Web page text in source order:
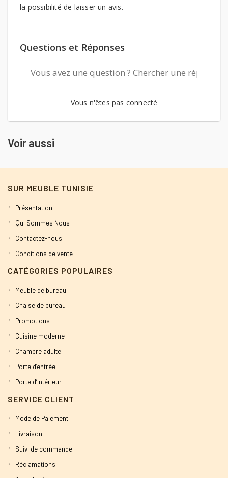
la possibilité de laisser un avis.
Questions et Réponses
Vous n'êtes pas connecté
Voir aussi
SUR MEUBLE TUNISIE
Présentation
Qui Sommes Nous
Contactez-nous
Conditions de vente
CATÉGORIES POPULAIRES
Meuble de bureau
Chaise de bureau
Promotions
Cuisine moderne
Chambre adulte
Porte d’entrée
Porte d’intérieur
SERVICE CLIENT
Mode de Paiement
Livraison
Suivi de commande
Réclamations